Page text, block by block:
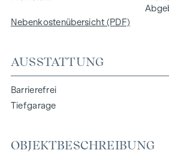
Nebenkostenübersicht (PDF)
AUSSTATTUNG
Barrierefrei
Tiefgarage
OBJEKTBESCHREIBUNG